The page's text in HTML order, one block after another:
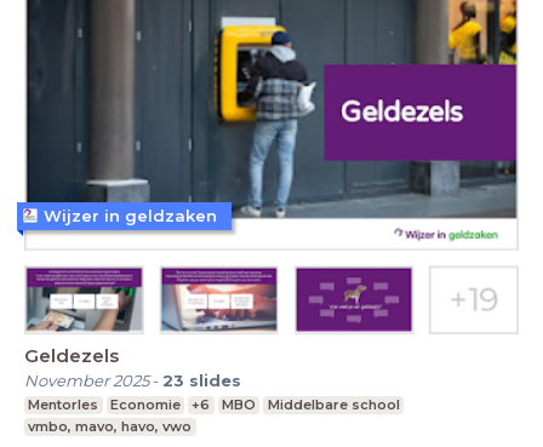
Geldezels
November 2025- 23 slides
Mentorles Economie +6 MBO
Middelbare school
vmbo, mavo, havo, vwo
Wijzer in geldzaken